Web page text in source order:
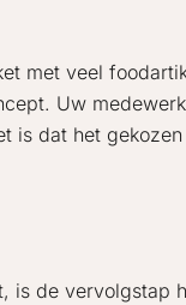
met veel
Uw
is dat het
is de vervolgstap